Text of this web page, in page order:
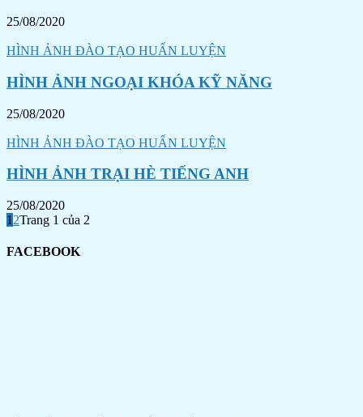
25/08/2020
HÌNH ẢNH ĐÀO TẠO HUẤN LUYỆN
HÌNH ẢNH NGOẠI KHÓA KỸ NĂNG
25/08/2020
HÌNH ẢNH ĐÀO TẠO HUẤN LUYỆN
HÌNH ẢNH TRẠI HÈ TIẾNG ANH
25/08/2020
1 2Trang 1 của 2
FACEBOOK